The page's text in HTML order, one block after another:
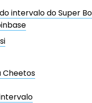
intervalo do Super
Cheetos